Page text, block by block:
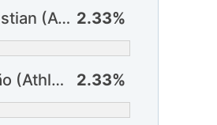
Christian (Athlético-PR) 2.33%
Nikão (Athlético-PR) 2.33%